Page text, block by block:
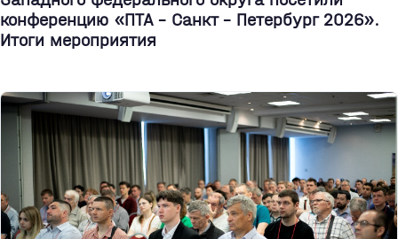
конференцию «ПТА – Санкт - Петербург 2026».
Итоги мероприятия